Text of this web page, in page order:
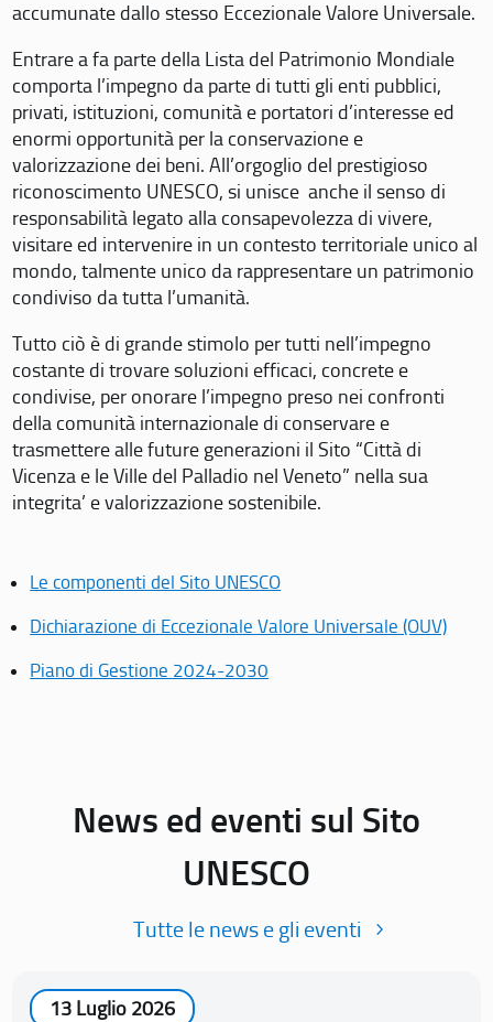
accumunate dallo stesso Eccezionale Valore Universale.
Entrare a fa parte della Lista del Patrimonio Mondiale
comporta l’impegno da parte di tutti gli enti pubblici,
privati, istituzioni, comunità e portatori d’interesse ed
enormi opportunità per la conservazione e
valorizzazione dei beni. All’orgoglio del prestigioso
riconoscimento UNESCO, si unisce anche il senso di
responsabilità legato alla consapevolezza di vivere,
visitare ed intervenire in un contesto territoriale unico al
mondo, talmente unico da rappresentare un patrimonio
condiviso da tutta l’umanità.
Tutto ciò è di grande stimolo per tutti nell’impegno
costante di trovare soluzioni efficaci, concrete e
condivise, per onorare l’impegno preso nei confronti
della comunità internazionale di conservare e
trasmettere alle future generazioni il Sito “Città di
Vicenza e le Ville del Palladio nel Veneto” nella sua
integrita’ e valorizzazione sostenibile.
Le componenti del Sito UNESCO
Dichiarazione di Eccezionale Valore Universale (OUV)
Piano di Gestione 2024-2030
News ed eventi sul Sito
UNESCO
Tutte le news e gli eventi
13 Luglio 2026